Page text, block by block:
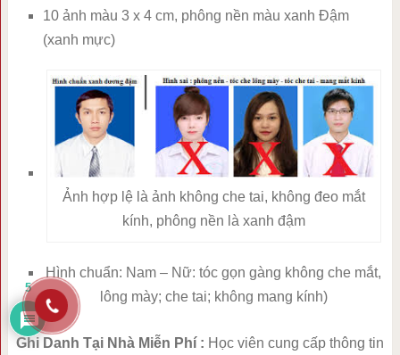
10 ảnh màu 3 x 4 cm, phông nền màu xanh Đậm
(xanh mực)
Ảnh hợp lệ là ảnh không che tai, không đeo mắt
kính, phông nền là xanh đậm
Hình chuẩn: Nam – Nữ: tóc gọn gàng không che mắt,
lông mày; che tai; không mang kính)
Ghi Danh Tại Nhà Miễn Phí : Học viên cung cấp thông tin
5